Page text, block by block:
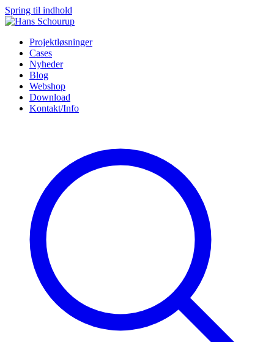
Spring til indhold
Projektløsninger
Cases
Nyheder
Blog
Webshop
Download
Kontakt/Info